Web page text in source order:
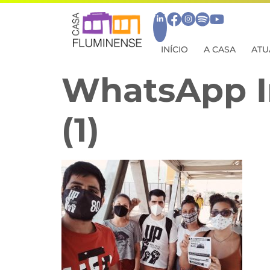
INÍCIO A CASA
WhatsApp
(1)